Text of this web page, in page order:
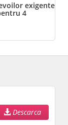
exigente
4
Descarca